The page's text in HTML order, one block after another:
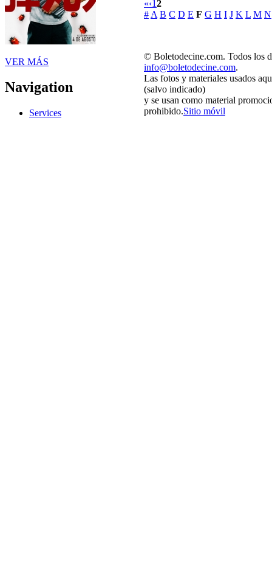
VER MÁS
Navigation
Services
«‹1 2
# A B C D E F G H I J K L M N
© Boletodecine.com. Todos los
info@boletodecine.com.
Las fotos y materiales usados
(salvo indicado)
y se usan como material
prohibido.Sitio móvil